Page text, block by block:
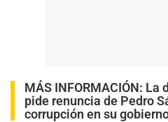
MÁS INFORMACIÓN: La
pide renuncia de Pedro
corrupción en su